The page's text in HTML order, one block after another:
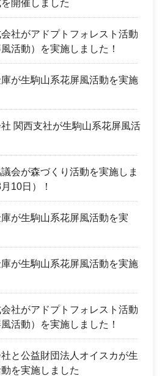
開催しました
社がアドプトフォレスト活動
活動）を実施しました！
が生駒山系花屏風活動を実施
関西支社が生駒山系花屏風活
会が森づくり活動を実施しま
10日）！
が生駒山系花屏風活動を実
が生駒山系花屏風活動を実施
社がアドプトフォレスト活動
活動）を実施しました！
と公益財団法人オイスカが生
を実施しました